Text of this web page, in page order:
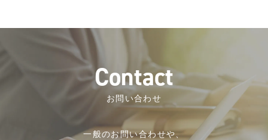
Contact
お問い合わせ
一般のお問い合わせや、